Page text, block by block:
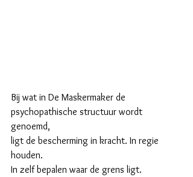
Bij wat in De Maskermaker de
psychopathische structuur wordt
genoemd,
ligt de bescherming in kracht. In regie
houden.
In zelf bepalen waar de grens ligt.